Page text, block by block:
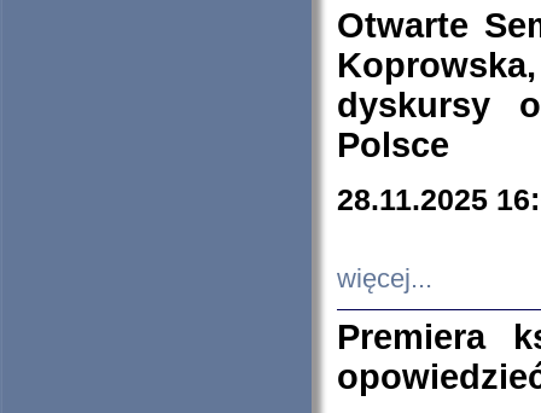
Otwarte
dyskursy
Polsce
28.11.2025
więcej...
Premiera